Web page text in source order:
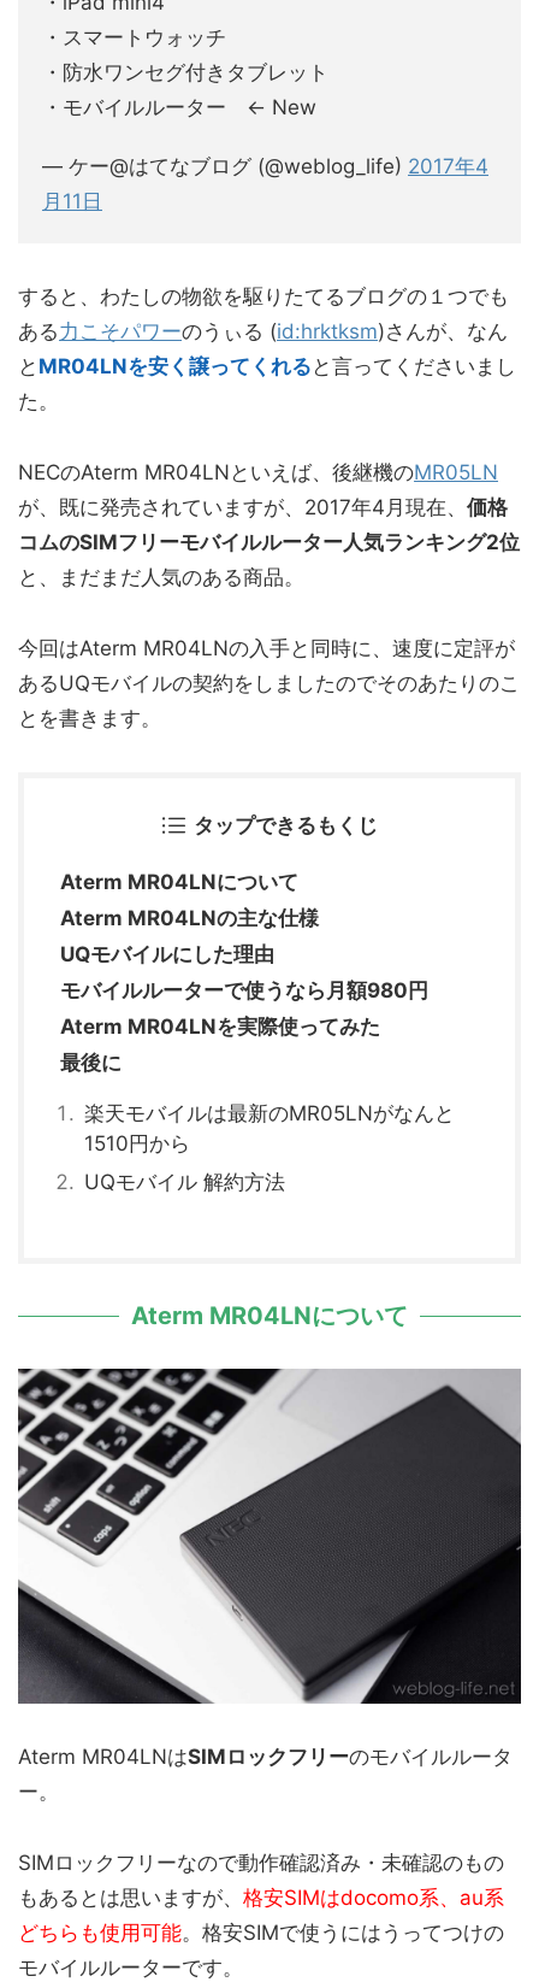
・スマートウォッチ
・防水ワンセグ付きタブレット
・モバイルルーター ← New
— ケー@はてなブログ (@weblog_life) 2017年4
月11日
すると、わたしの物欲を駆りたてるブログの１つでも
ある力こそパワーのうぃる (id:hrktksm)さんが、なん
と MR04LNを安く譲ってくれる と言ってくださいまし
た。
NECのAterm MR04LNといえば、後継機のMR05LN
が、既に発売されていますが、2017年4月現在、 価格
コムのSIMフリーモバイルルーター人気ランキング2位
と、まだまだ人気のある商品。
今回はAterm MR04LNの入手と同時に、速度に定評が
あるUQモバイルの契約をしましたのでそのあたりのこ
とを書きます。
タップできるもくじ
Aterm MR04LNについて
Aterm MR04LNの主な仕様
UQモバイルにした理由
モバイルルーターで使うなら月額980円
Aterm MR04LNを実際使ってみた
最後に
楽天モバイルは最新のMR05LNがなんと
1510円から
UQモバイル 解約方法
Aterm MR04LNについて
Aterm MR04LNはSIMロックフリーのモバイルルータ
ー。
SIMロックフリーなので動作確認済み・未確認のもの
もあるとは思いますが、 格安SIMはdocomo系、au系
どちらも使用可能。格安SIMで使うにはうってつけの
モバイルルーターです。